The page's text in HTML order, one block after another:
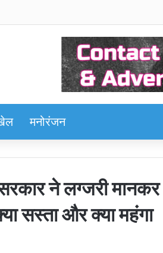
मनोरंजन
ने लग्जरी
सस्ता और क्या महंगा